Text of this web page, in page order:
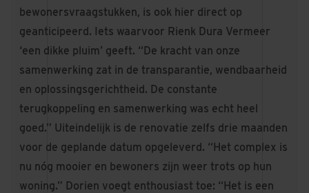
bewonersvraagstukken, is ook hier direct op
geanticipeerd. Iets waarvoor Rienk Dura Vermeer
‘een dikke pluim’ geeft. “De kracht van onze
samenwerking zat in de transparantie, wendbaarheid
en oplossingsgerichtheid. De constante
terugkoppeling en samenwerking was echt heel
goed.” Uiteindelijk is de renovatie zelfs drie maanden
voor de geplande datum opgeleverd. “Het complex is
nu nóg mooier en bewoners zijn weer trots op hun
woning.” Dorien voegt enthousiast toe: “Het is een